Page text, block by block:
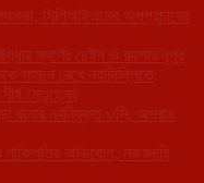
পথসভা, সিপিআইএমের অপপ্রচারের
স্বর্ণের চেইন ও রুপোর নূপুর
সামনে রেখে নয়াদিল্লিতে
নেতৃত্বের
থানার নবনিযুক্ত ওসি, অপরাধ
গাফিলতির অভিযোগ, নজরদারি